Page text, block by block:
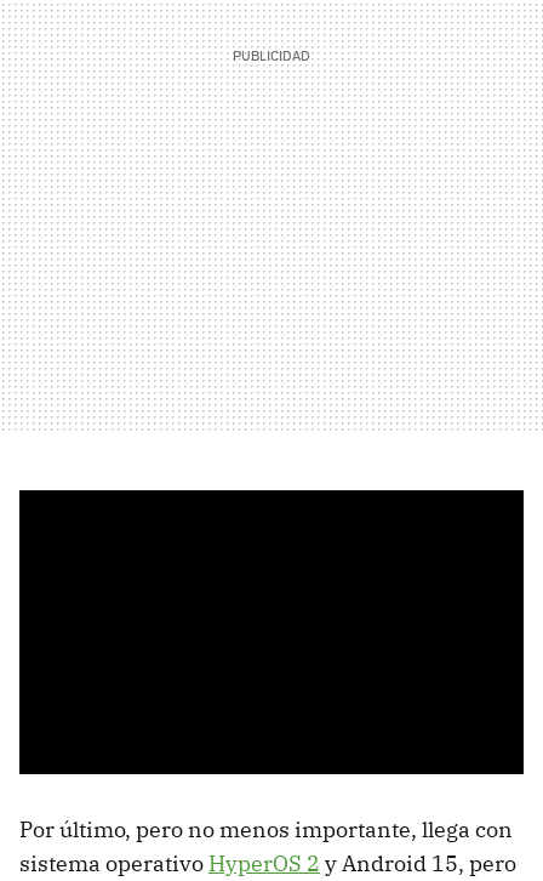
Por último, pero no menos importante, llega con
sistema operativo HyperOS 2 y Android 15, pero